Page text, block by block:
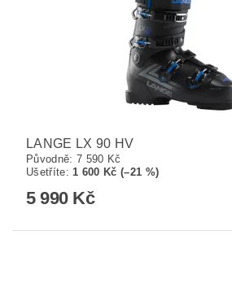
LANGE LX 90 HV
Původně: 7 590 Kč
Ušetříte:1 600 Kč (–21 %)
5 990 Kč